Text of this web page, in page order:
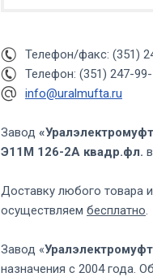
Телефон/факс: (351)
Телефон: (351) 247-
info@uralmufta.ru
Завод
Э11М 126-2А квадр.фл.
Доставку любого товара
осуществляем бесплатно.
Завод «
назначения с 2004 года.